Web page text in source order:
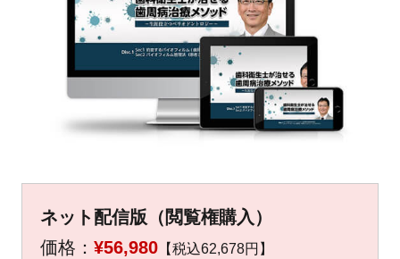
ネット配信版（閲覧権購入）
価格： ¥56,980【税込62,678円】